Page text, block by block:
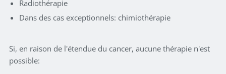
Radiothérapie
Dans des cas exceptionnels: chimiothérapie
Si, en raison de l'étendue du cancer, aucune thérapie n'est
possible: